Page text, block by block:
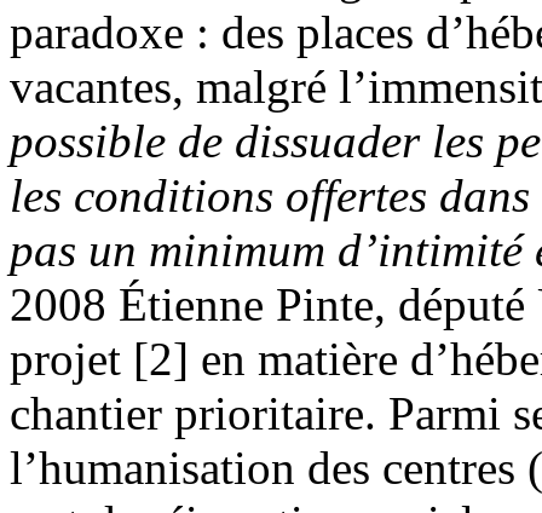
paradoxe : des places
vacantes, malgré
possible de dissuader les
les conditions offertes
pas un minimum d’intimité
2008 Étienne Pinte,
projet [2] en matière
chantier prioritaire. Parmi
l’humanisation des centres